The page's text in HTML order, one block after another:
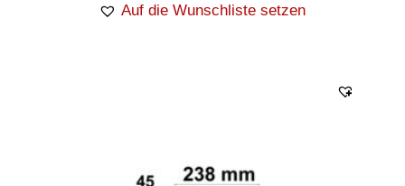
Auf die Wunschliste setzen